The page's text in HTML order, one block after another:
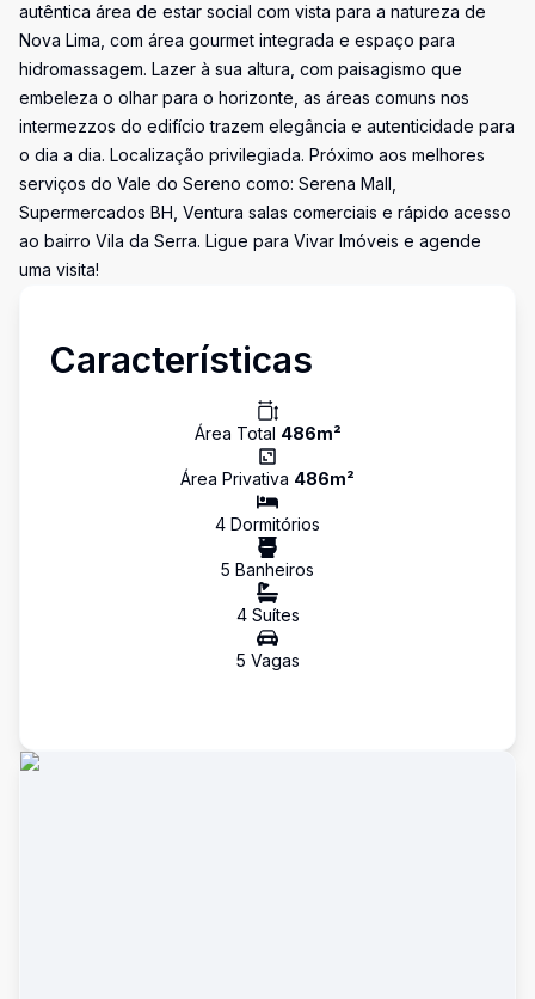
autêntica área de estar social com vista para a natureza de
Nova Lima, com área gourmet integrada e espaço para
hidromassagem. Lazer à sua altura, com paisagismo que
embeleza o olhar para o horizonte, as áreas comuns nos
intermezzos do edifício trazem elegância e autenticidade para
o dia a dia. Localização privilegiada. Próximo aos melhores
serviços do Vale do Sereno como: Serena Mall,
Supermercados BH, Ventura salas comerciais e rápido acesso
ao bairro Vila da Serra. Ligue para Vivar Imóveis e agende
uma visita!
Características
Área Total 486m²
Área Privativa 486m²
4 Dormitórios
5 Banheiros
4Suítes
5 Vagas